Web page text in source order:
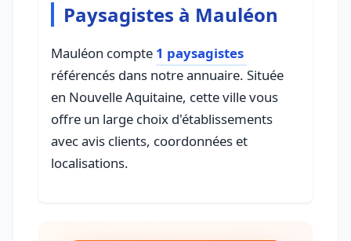
Paysagistes à Mauléon
Mauléon compte 1 paysagistes
référencés dans notre annuaire. Située
en Nouvelle Aquitaine, cette ville vous
offre un large choix d'établissements
avec avis clients, coordonnées et
localisations.